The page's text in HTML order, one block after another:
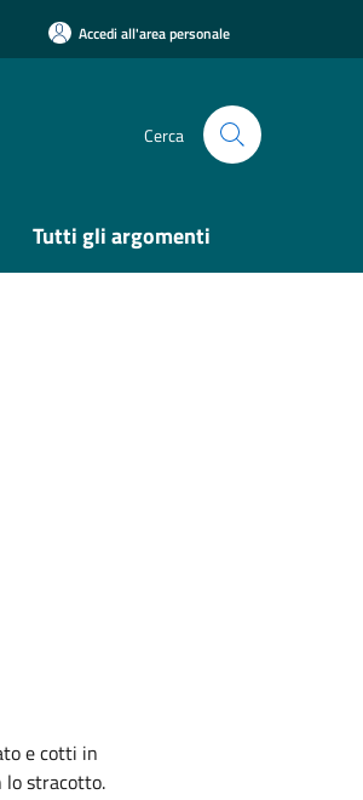
Accedi all'area personale
Cerca
Tutti gli argomenti
e cotti in
lo stracotto.